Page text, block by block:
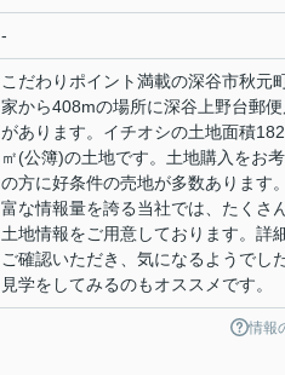
-
こだわりポイント満載の深谷市秋元
家から408mの場所に深谷上野台郵
があります。イチオシの土地面積
㎡(公簿)の土地です。土地購入をお
の方に好条件の売地が多数あります
富な情報量を誇る当社では、たくさ
土地情報をご用意しております。詳
ご確認いただき、気になるようでし
見学をしてみるのもオススメです。
情報